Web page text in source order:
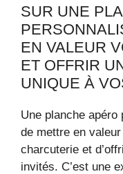
SUR UNE
EN VALEUR
ET OFFRIR
UNIQUE À
Une planche
de mettre en
charcuterie et
invités. C’est une